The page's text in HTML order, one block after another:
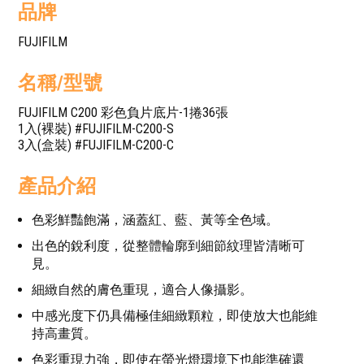
品牌
FUJIFILM
名稱/型號
FUJIFILM C200 彩色負片底片-1捲36張
1入(裸裝) #FUJIFILM-C200-S
3入(盒裝) #FUJIFILM-C200-C
產品介紹
色彩鮮豔飽滿，涵蓋紅、藍、黃等全色域。
出色的銳利度，從整體輪廓到細節紋理皆清晰可
見。
細緻自然的膚色重現，適合人像攝影。
中感光度下仍具備極佳細緻顆粒，即使放大也能維
持高畫質。
色彩重現力強，即使在螢光燈環境下也能準確還